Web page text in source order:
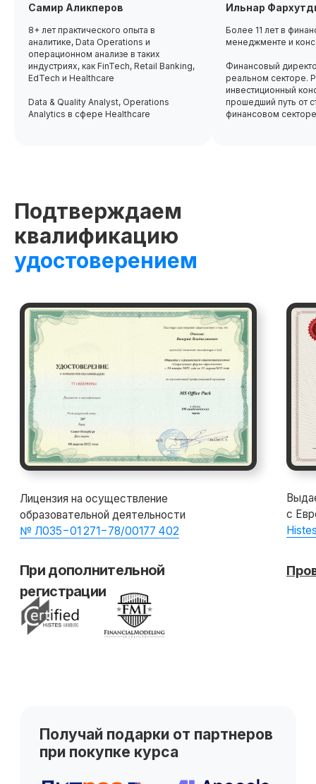
Самир Аликперов
8+ лет практического опыта в
аналитике, Data Operations и
операционном анализе в таких
индустриях, как FinTech, Retail Banking,
EdTech и Healthcare
Data & Quality Analyst, Operations
Analytics в сфере Healthcare
Ильнар
Более 11 лет в
менеджменте и
Финансовый
реальном секторе.
инвестиционный
прошедший путь от
финансовом
Подтверждаем
квалификацию
удостоверением
методике и даем рекомендации специалистов из компаний-